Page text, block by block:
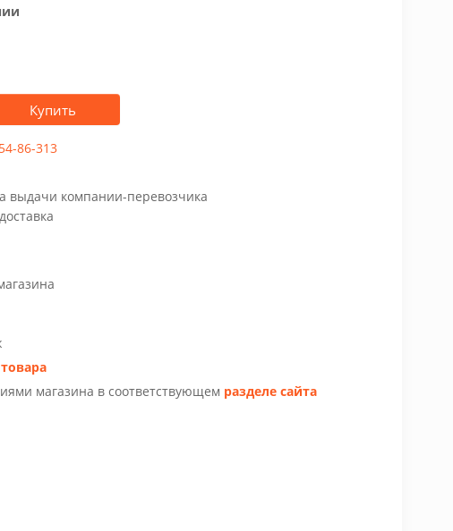
Купить
86-313
выдачи компании-перевозчика
магазина в соответствующем разделе сайта